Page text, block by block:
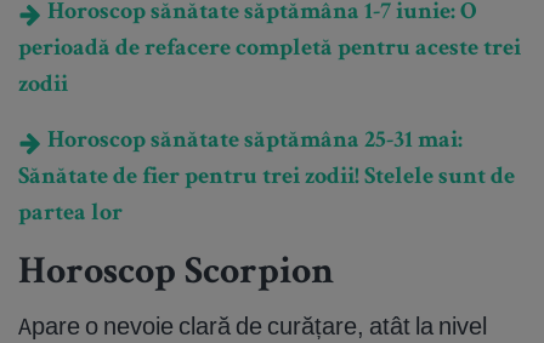
Horoscop sănătate săptămâna 1-7 iunie: O
perioadă de refacere completă pentru aceste trei
zodii
Horoscop sănătate săptămâna 25-31 mai:
Sănătate de fier pentru trei zodii! Stelele sunt de
partea lor
Horoscop Scorpion
Apare o nevoie clară de curățare, atât la nivel